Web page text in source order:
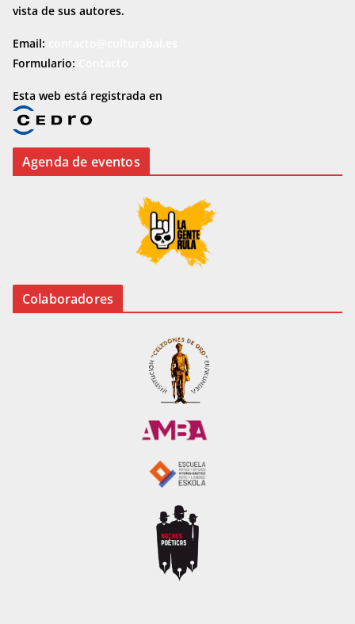
vista de sus autores.
Email:
Formulario:
Esta web está registrada en
Agenda de eventos
Colaboradores